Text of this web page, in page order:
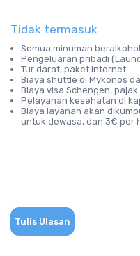
Tidak termasuk
Semua minuman
Pengeluaran pribadi
Tur darat, paket internet
Biaya shuttle di Mykonos
Biaya visa Schengen,
Pelayanan kesehatan di
Biaya layanan akan
untuk dewasa, dan 3€ per
Tulis Ulasan